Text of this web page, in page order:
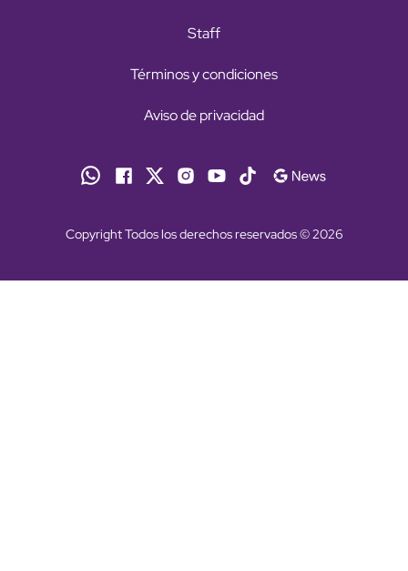
Staff
Términos y condiciones
Aviso de privacidad
Copyright Todos los derechos reservados © 2026